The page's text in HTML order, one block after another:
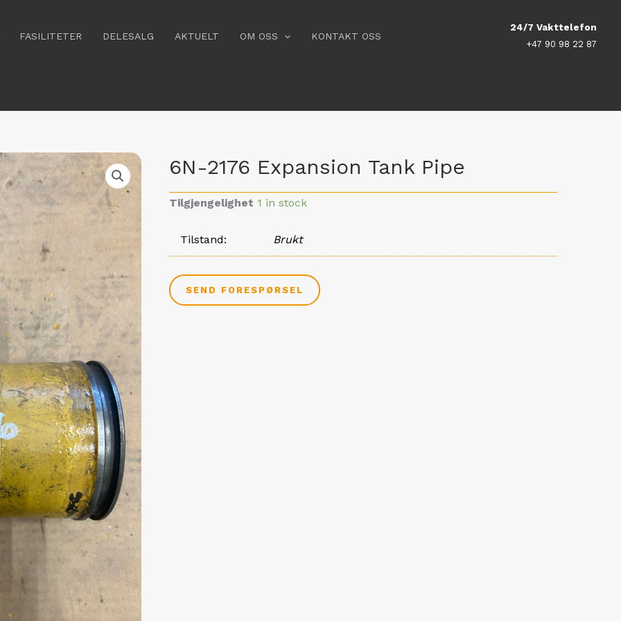
FASILITETER DELESALG AKTUELT OM OSS KONTAKT OSS
24/7 Vakttelefon
+47 90 98 22 87
6N-2176 Expansion Tank Pipe
Tilgjengelighet 1 in stock
Tilstand Brukt
SEND FORESPØRSEL